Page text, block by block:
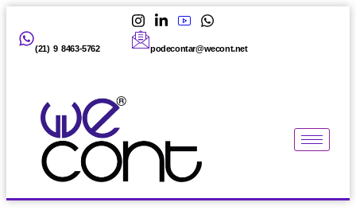
(21) 9 8463-5762 podecontar@wecont.net